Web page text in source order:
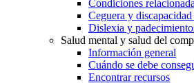
Condiciones
Ceguera y
Dislexia y
Salud mental y salud del
Información general
Cuándo se debe
Encontrar recursos